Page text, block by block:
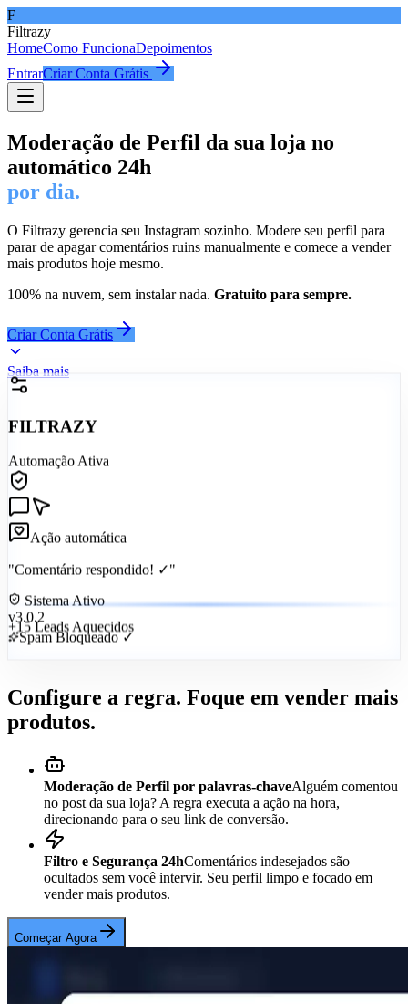
F
Filtrazy
HomeComo FuncionaDepoimentos
EntrarCriar Conta Grátis
Moderação de Perfil da sua loja no
automático 24h
por dia.
O Filtrazy gerencia seu Instagram sozinho. Modere seu perfil para
parar de apagar comentários ruins manualmente e comece a vender
mais produtos hoje mesmo.
100% na nuvem, sem instalar nada. Gratuito para sempre.
Criar Conta Grátis
Saiba mais
FILTRAZY
Automação Ativa
Ação automática
"Comentário respondido! ✓"
Sistema Ativo
v3.0.2
+15 Leads Aquecidos
Spam Bloqueado ✓
Configure a regra. Foque em vender mais
produtos.
Moderação de Perfil por palavras-chaveAlguém comentou
no post da sua loja? A regra executa a ação na hora,
direcionando para o seu link de conversão.
Filtro e Segurança 24hComentários indesejados são
ocultados sem você intervir. Seu perfil limpo e focado em
vender mais produtos.
Começar Agora